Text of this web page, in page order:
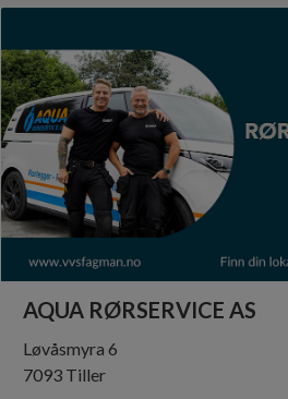
AQUA RØRSERVICE AS
Løvåsmyra 6
7093 Tiller